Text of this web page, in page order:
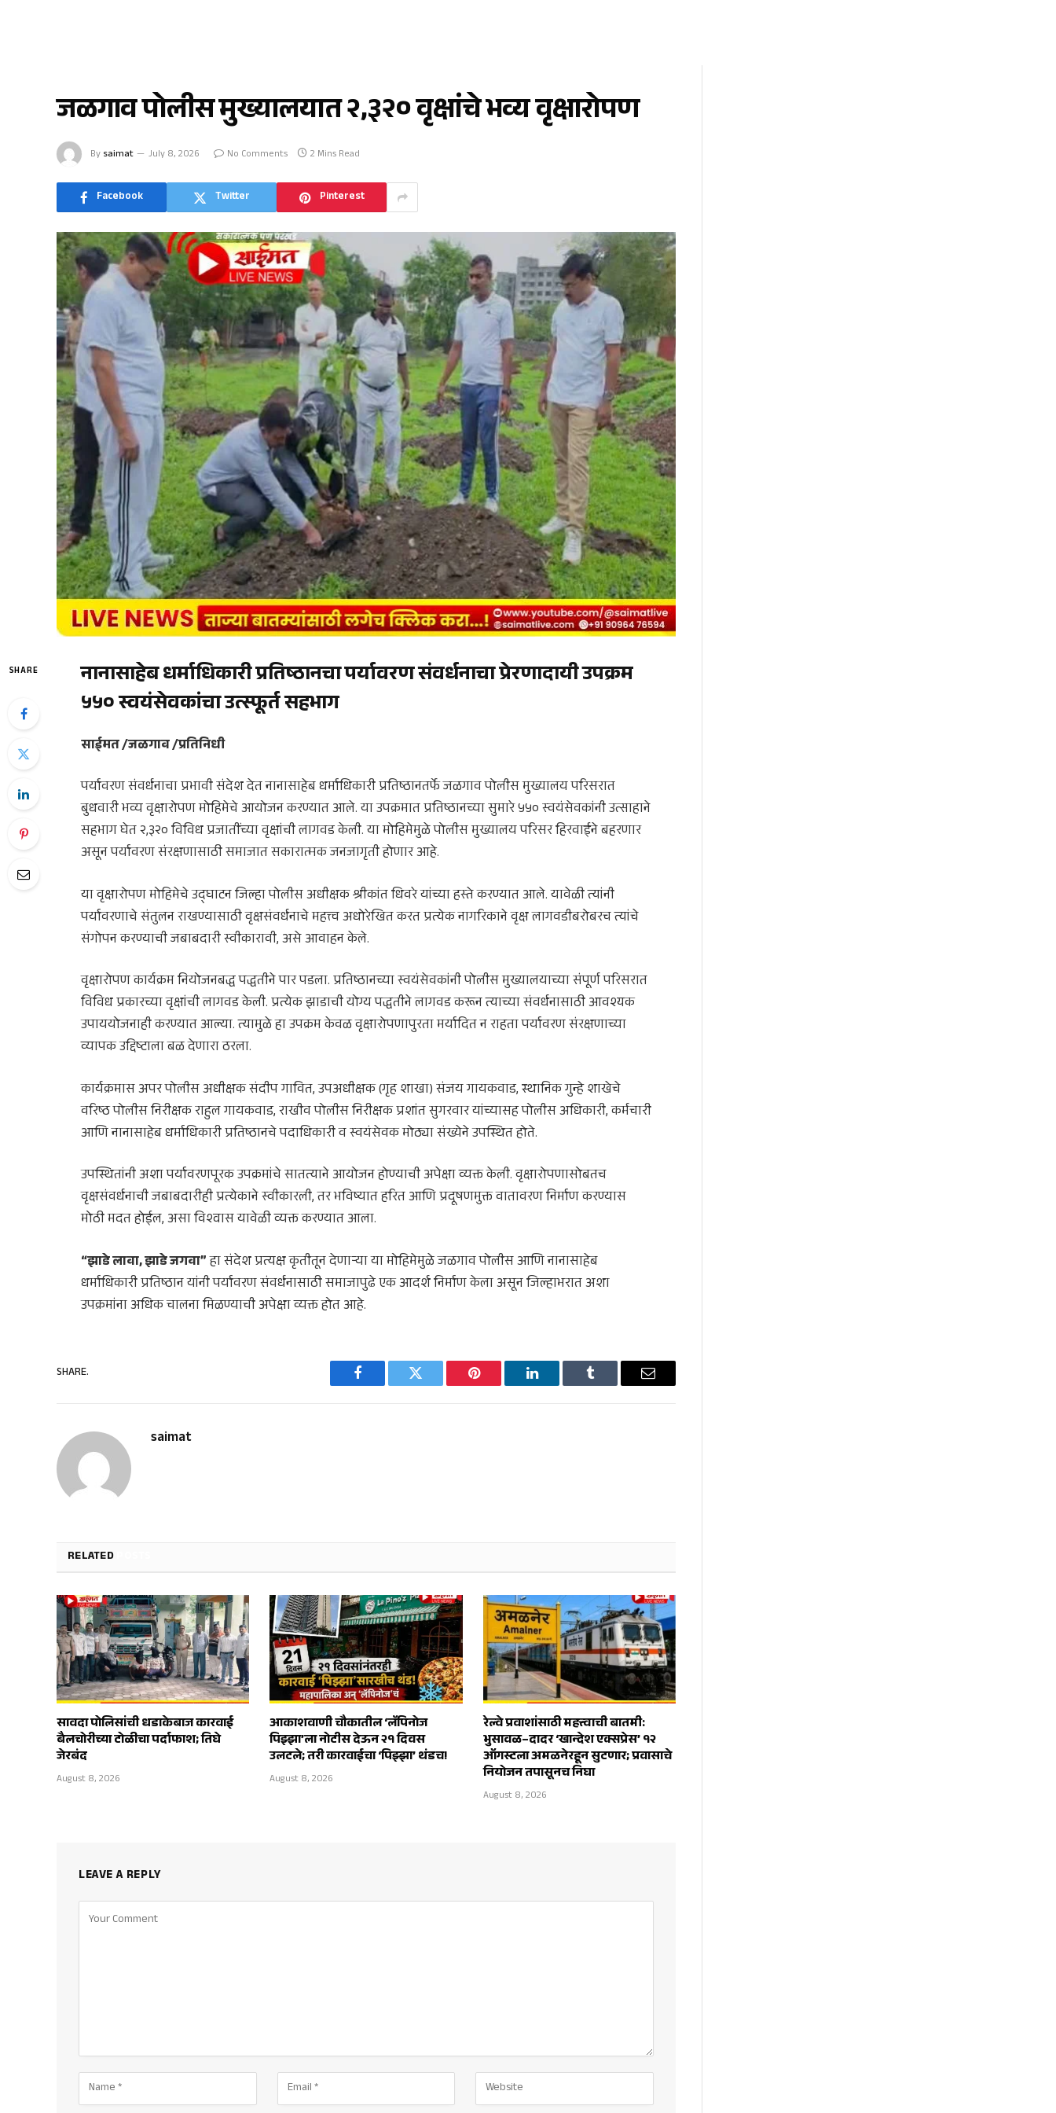
जळगाव पोलीस मुख्यालयात २,३२० वृक्षांचे भव्य वृक्षारोपण
By saimat July 8, 2026 No Comments 2 Mins Read
Facebook Twitter Pinterest
SHARE
नानासाहेब धर्माधिकारी प्रतिष्ठानचा पर्यावरण संवर्धनाचा प्रेरणादायी उपक्रम
५५० स्वयंसेवकांचा उत्स्फूर्त सहभाग
साईमत /जळगाव /प्रतिनिधी
पर्यावरण संवर्धनाचा प्रभावी संदेश देत नानासाहेब धर्माधिकारी प्रतिष्ठानतर्फे जळगाव पोलीस मुख्यालय परिसरात
बुधवारी भव्य वृक्षारोपण मोहिमेचे आयोजन करण्यात आले. या उपक्रमात प्रतिष्ठानच्या सुमारे ५५० स्वयंसेवकांनी उत्साहाने
सहभाग घेत २,३२० विविध प्रजातींच्या वृक्षांची लागवड केली. या मोहिमेमुळे पोलीस मुख्यालय परिसर हिरवाईने बहरणार
असून पर्यावरण संरक्षणासाठी समाजात सकारात्मक जनजागृती होणार आहे.
या वृक्षारोपण मोहिमेचे उद्घाटन जिल्हा पोलीस अधीक्षक श्रीकांत धिवरे यांच्या हस्ते करण्यात आले. यावेळी त्यांनी
पर्यावरणाचे संतुलन राखण्यासाठी वृक्षसंवर्धनाचे महत्त्व अधोरेखित करत प्रत्येक नागरिकाने वृक्ष लागवडीबरोबरच त्यांचे
संगोपन करण्याची जबाबदारी स्वीकारावी, असे आवाहन केले.
वृक्षारोपण कार्यक्रम नियोजनबद्ध पद्धतीने पार पडला. प्रतिष्ठानच्या स्वयंसेवकांनी पोलीस मुख्यालयाच्या संपूर्ण परिसरात
विविध प्रकारच्या वृक्षांची लागवड केली. प्रत्येक झाडाची योग्य पद्धतीने लागवड करून त्याच्या संवर्धनासाठी आवश्यक
उपाययोजनाही करण्यात आल्या. त्यामुळे हा उपक्रम केवळ वृक्षारोपणापुरता मर्यादित न राहता पर्यावरण संरक्षणाच्या
व्यापक उद्दिष्टाला बळ देणारा ठरला.
कार्यक्रमास अपर पोलीस अधीक्षक संदीप गावित, उपअधीक्षक (गृह शाखा) संजय गायकवाड, स्थानिक गुन्हे शाखेचे
वरिष्ठ पोलीस निरीक्षक राहुल गायकवाड, राखीव पोलीस निरीक्षक प्रशांत सुगरवार यांच्यासह पोलीस अधिकारी, कर्मचारी
आणि नानासाहेब धर्माधिकारी प्रतिष्ठानचे पदाधिकारी व स्वयंसेवक मोठ्या संख्येने उपस्थित होते.
उपस्थितांनी अशा पर्यावरणपूरक उपक्रमांचे सातत्याने आयोजन होण्याची अपेक्षा व्यक्त केली. वृक्षारोपणासोबतच
वृक्षसंवर्धनाची जबाबदारीही प्रत्येकाने स्वीकारली, तर भविष्यात हरित आणि प्रदूषणमुक्त वातावरण निर्माण करण्यास
मोठी मदत होईल, असा विश्वास यावेळी व्यक्त करण्यात आला.
“झाडे लावा, झाडे जगवा”हा संदेश प्रत्यक्ष कृतीतून देणाऱ्या या मोहिमेमुळे जळगाव पोलीस आणि नानासाहेब
धर्माधिकारी प्रतिष्ठान यांनी पर्यावरण संवर्धनासाठी समाजापुढे एक आदर्श निर्माण केला असून जिल्हाभरात अशा
उपक्रमांना अधिक चालना मिळण्याची अपेक्षा व्यक्त होत आहे.
SHARE.
Facebook Twitter Pinterest LinkedIn Tumblr Email
saimat
RELATED
सावदा पोलिसांची धडाकेबाज कारवाई
बैलचोरीच्या टोळीचा पर्दाफाश; तिघे
जेरबंद
August 8, 2026
आकाशवाणी चौकातील ‘लॅपिनोज
पिझ्झा’ला नोटीस देऊन २१ दिवस
उलटले; तरी कारवाईचा ‘पिझ्झा’ थंडच!
August 8, 2026
रेल्वे प्रवाशांसाठी महत्त्वाची बातमी:
भुसावळ–दादर ‘खान्देश एक्सप्रेस’ १२
ऑगस्टला अमळनेरहून सुटणार; प्रवासाचे
नियोजन तपासूनच निघा
August 8, 2026
LEAVE A REPLY